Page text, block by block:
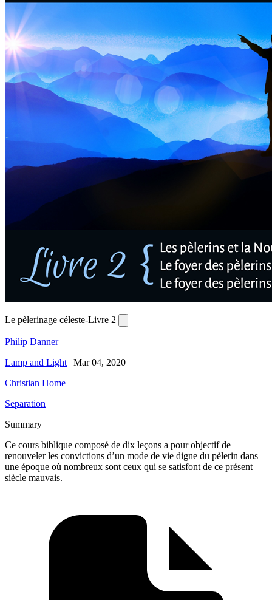
Le pèlerinage céleste-Livre 2
Philip Danner
Lamp and Light | Mar 04, 2020
Christian Home
Separation
Summary
Ce cours biblique composé de dix leçons a pour objectif de
renouveler les convictions d’un mode de vie digne du pèlerin dans
une époque où nombreux sont ceux qui se satisfont de ce présent
siècle mauvais.